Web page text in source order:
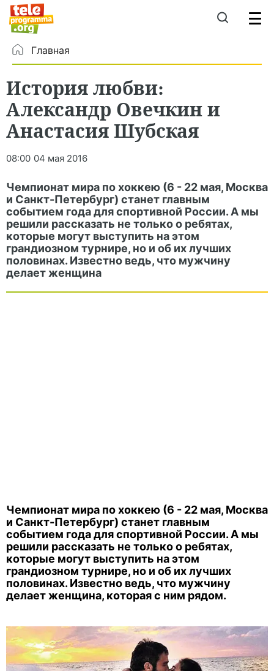
Главная
История любви:
Александр Овечкин и
Анастасия Шубская
08:00 04 мая 2016
Чемпионат мира по хоккею (6 - 22 мая, Москва
и Санкт-Петербург) станет главным
событием года для спортивной России. А мы
решили рассказать не только о ребятах,
которые могут выступить на этом
грандиозном турнире, но и об их лучших
половинах. Известно ведь, что мужчину
делает женщина
Чемпионат мира по хоккею (6 - 22 мая, Москва
и Санкт-Петербург) станет главным
событием года для спортивной России. А мы
решили рассказать не только о ребятах,
которые могут выступить на этом
грандиозном турнире, но и об их лучших
половинах. Известно ведь, что мужчину
делает женщина, которая с ним рядом.